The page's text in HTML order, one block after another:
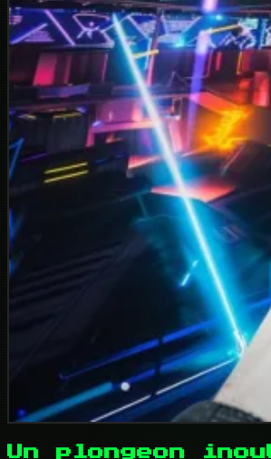
Un plongeon